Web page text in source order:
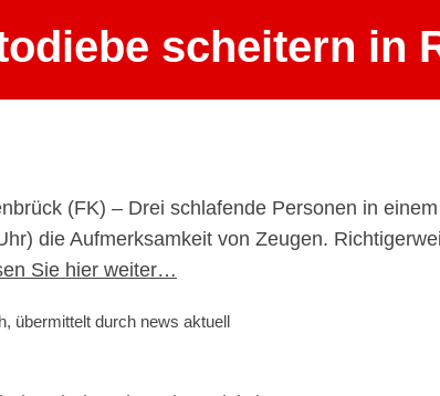
scheitern in
(FK) – Drei schlafende Personen in
die Aufmerksamkeit von Zeugen.
Sie hier weiter…
übermittelt durch news aktuell